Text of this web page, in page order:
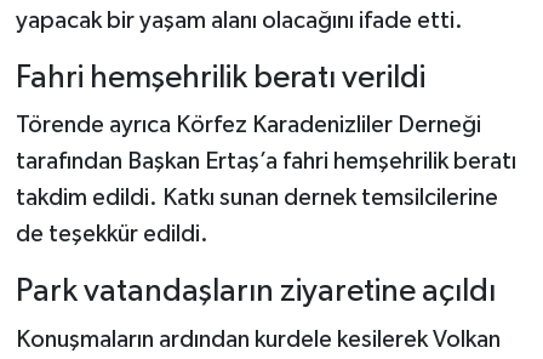
yapacak bir yaşam alanı olacağını ifade etti.
Fahri hemşehrilik beratı verildi
Törende ayrıca Körfez Karadenizliler Derneği
tarafından Başkan Ertaş’a fahri hemşehrilik beratı
takdim edildi. Katkı sunan dernek temsilcilerine
de teşekkür edildi.
Park vatandaşların ziyaretine açıldı
Konuşmaların ardından kurdele kesilerek Volkan